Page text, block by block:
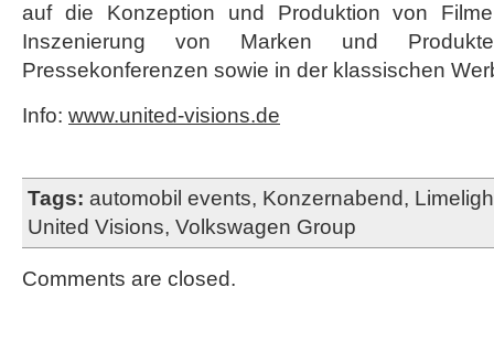
auf die Konzeption und Produktion von
Inszenierung von Marken und
Pressekonferenzen sowie in der klassischen
Info: www.united-visions.de
Tags: automobil events, Konzernabend,
United Visions, Volkswagen Group
Comments are closed.